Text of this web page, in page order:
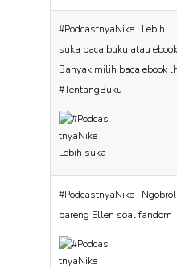
#PodcastnyaNike : Ngobrol
bareng Ellen soal fandom
#PodcastnyaNike : Ngobrol
bareng Fitri : Jadi
bookstagram apa asyiknya?
#TentangBuku